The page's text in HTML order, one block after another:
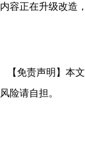
内容正在升级改造
【免责声明】本
风险请自担。